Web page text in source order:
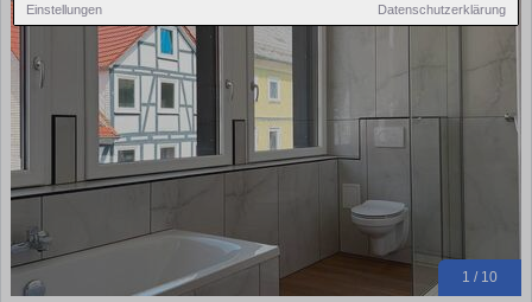
Einstellungen Datenschutzerklärung
1 / 10